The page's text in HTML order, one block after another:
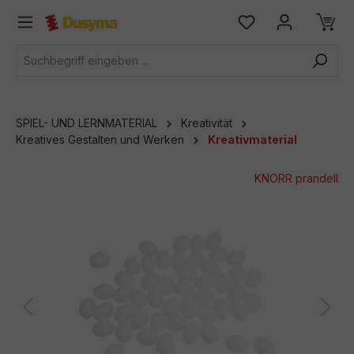
springen
SPIEL- UND LERNMATERIAL
Kreativität
Kreatives Gestalten und Werken
Kreativmaterial
KNORR prandell